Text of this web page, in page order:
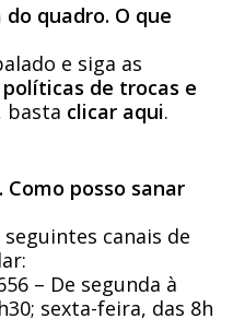
quadro. O que
e siga as
políticas de trocas e
basta clicar aqui.
Como posso sanar
canais de
– De segunda à
sexta-feira, das 8h